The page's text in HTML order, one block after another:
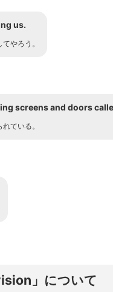
us.
やろう。
screens and doors
ている。
」について